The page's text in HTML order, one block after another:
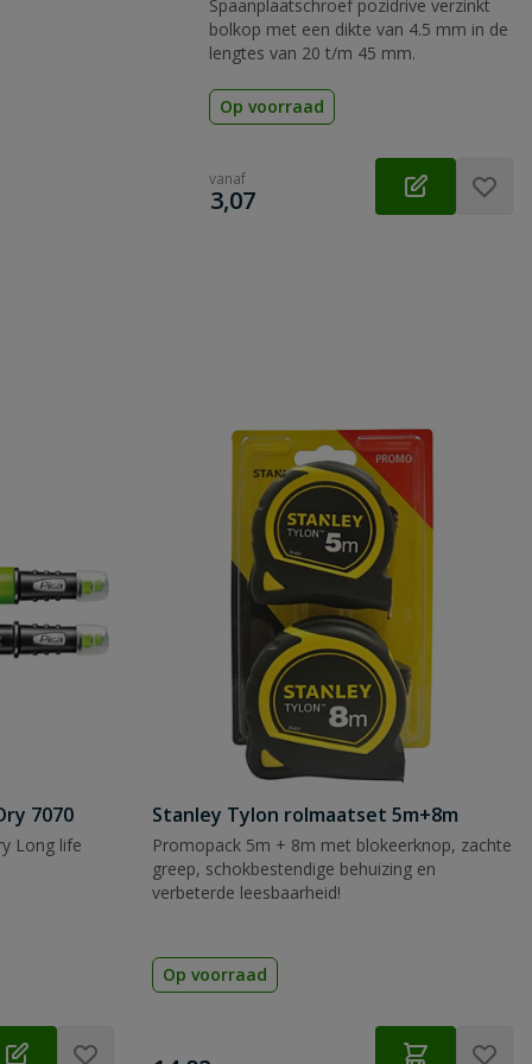
Spaanplaatschroef pozidrive verzinkt
bolkop met een dikte van 4.5 mm in de
lengtes van 20 t/m 45 mm.
Op voorraad
vanaf
€
3,07
7070
Long life
Stanley Tylon rolmaatset 5m+8m
Promopack 5m + 8m met blokeerknop, zachte
greep, schokbestendige behuizing en
verbeterde leesbaarheid!
Op voorraad